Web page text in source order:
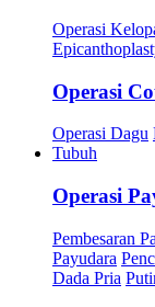
Operasi
Operasi
Operasi Dagu
Tubuh
Operasi
Pembesaran
Payudara
Dada Pria